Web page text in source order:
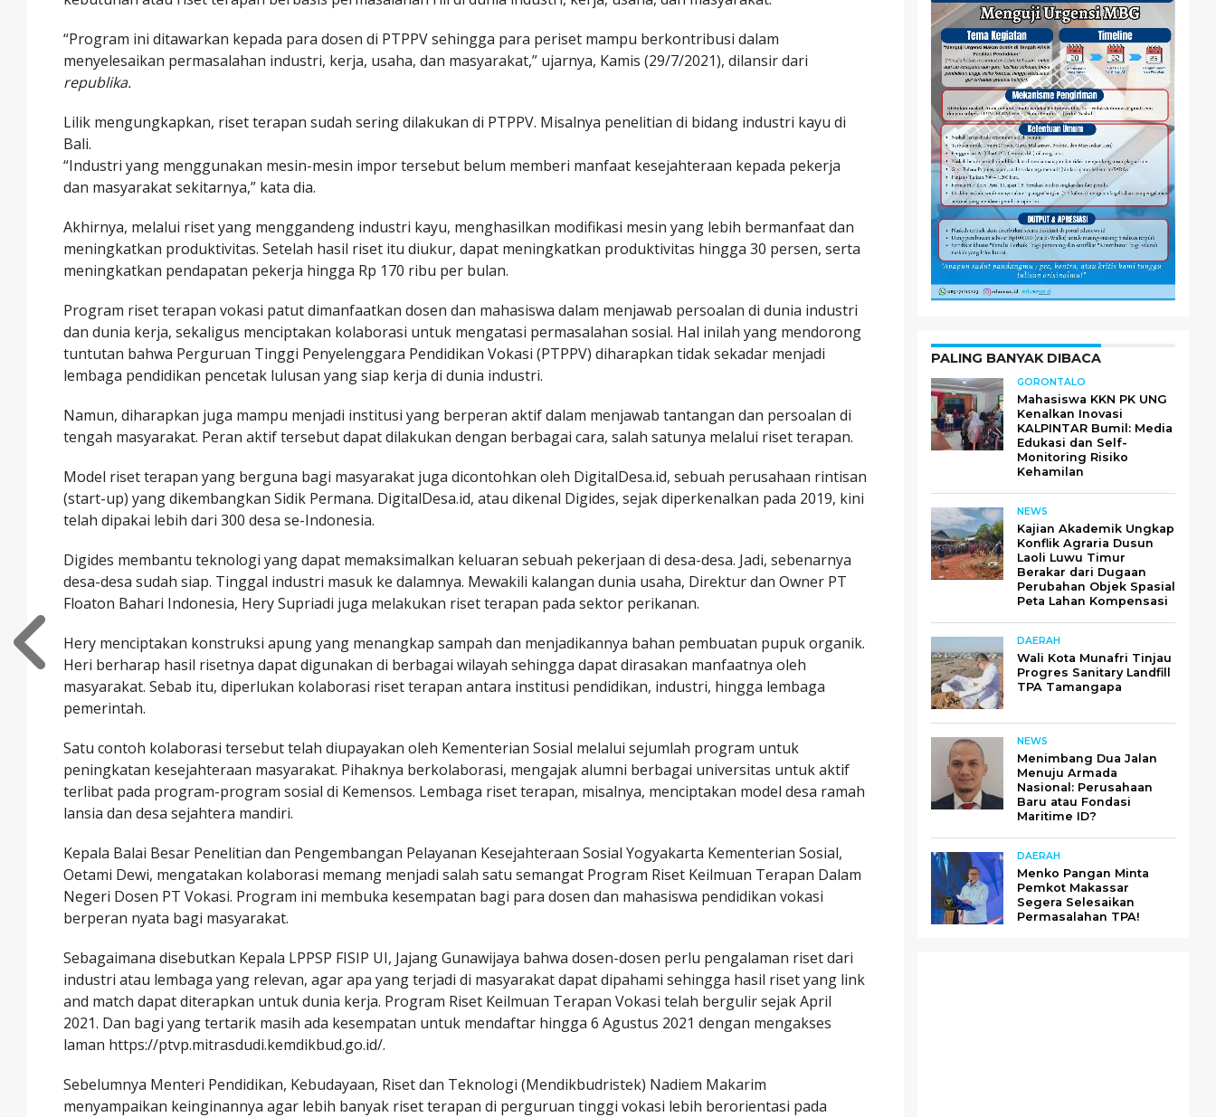
“Program ini ditawarkan kepada para dosen di PTPPV sehingga para periset mampu berkontribusi dalam
menyelesaikan permasalahan industri, kerja, usaha, dan masyarakat,” ujarnya, Kamis (29/7/2021), dilansir dari
republika.
Lilik mengungkapkan, riset terapan sudah sering dilakukan di PTPPV. Misalnya penelitian di bidang industri kayu di
Bali.
“Industri yang menggunakan mesin-mesin impor tersebut belum memberi manfaat kesejahteraan kepada pekerja
dan masyarakat sekitarnya,” kata dia.
Akhirnya, melalui riset yang menggandeng industri kayu, menghasilkan modifikasi mesin yang lebih bermanfaat dan
meningkatkan produktivitas. Setelah hasil riset itu diukur, dapat meningkatkan produktivitas hingga 30 persen, serta
meningkatkan pendapatan pekerja hingga Rp 170 ribu per bulan.
Program riset terapan vokasi patut dimanfaatkan dosen dan mahasiswa dalam menjawab persoalan di dunia industri
dan dunia kerja, sekaligus menciptakan kolaborasi untuk mengatasi permasalahan sosial. Hal inilah yang mendorong
tuntutan bahwa Perguruan Tinggi Penyelenggara Pendidikan Vokasi (PTPPV) diharapkan tidak sekadar menjadi
lembaga pendidikan pencetak lulusan yang siap kerja di dunia industri.
Namun, diharapkan juga mampu menjadi institusi yang berperan aktif dalam menjawab tantangan dan persoalan di
tengah masyarakat. Peran aktif tersebut dapat dilakukan dengan berbagai cara, salah satunya melalui riset terapan.
Model riset terapan yang berguna bagi masyarakat juga dicontohkan oleh DigitalDesa.id, sebuah perusahaan rintisan
(start-up) yang dikembangkan Sidik Permana. DigitalDesa.id, atau dikenal Digides, sejak diperkenalkan pada 2019, kini
telah dipakai lebih dari 300 desa se-Indonesia.
Digides membantu teknologi yang dapat memaksimalkan keluaran sebuah pekerjaan di desa-desa. Jadi, sebenarnya
desa-desa sudah siap. Tinggal industri masuk ke dalamnya. Mewakili kalangan dunia usaha, Direktur dan Owner PT
Floaton Bahari Indonesia, Hery Supriadi juga melakukan riset terapan pada sektor perikanan.
Hery menciptakan konstruksi apung yang menangkap sampah dan menjadikannya bahan pembuatan pupuk organik.
Heri berharap hasil risetnya dapat digunakan di berbagai wilayah sehingga dapat dirasakan manfaatnya oleh
masyarakat. Sebab itu, diperlukan kolaborasi riset terapan antara institusi pendidikan, industri, hingga lembaga
pemerintah.
Satu contoh kolaborasi tersebut telah diupayakan oleh Kementerian Sosial melalui sejumlah program untuk
peningkatan kesejahteraan masyarakat. Pihaknya berkolaborasi, mengajak alumni berbagai universitas untuk aktif
terlibat pada program-program sosial di Kemensos. Lembaga riset terapan, misalnya, menciptakan model desa ramah
lansia dan desa sejahtera mandiri.
Kepala Balai Besar Penelitian dan Pengembangan Pelayanan Kesejahteraan Sosial Yogyakarta Kementerian Sosial,
Oetami Dewi, mengatakan kolaborasi memang menjadi salah satu semangat Program Riset Keilmuan Terapan Dalam
Negeri Dosen PT Vokasi. Program ini membuka kesempatan bagi para dosen dan mahasiswa pendidikan vokasi
berperan nyata bagi masyarakat.
Sebagaimana disebutkan Kepala LPPSP FISIP UI, Jajang Gunawijaya bahwa dosen-dosen perlu pengalaman riset dari
industri atau lembaga yang relevan, agar apa yang terjadi di masyarakat dapat dipahami sehingga hasil riset yang link
and match dapat diterapkan untuk dunia kerja. Program Riset Keilmuan Terapan Vokasi telah bergulir sejak April
2021. Dan bagi yang tertarik masih ada kesempatan untuk mendaftar hingga 6 Agustus 2021 dengan mengakses
laman https://ptvp.mitrasdudi.kemdikbud.go.id/.
Sebelumnya Menteri Pendidikan, Kebudayaan, Riset dan Teknologi (Mendikbudristek) Nadiem Makarim
menyampaikan keinginannya agar lebih banyak riset terapan di perguruan tinggi vokasi lebih berorientasi pada
PALING BANYAK DIBACA
GORONTALO
Mahasiswa KKN PK UNG
Kenalkan Inovasi
KALPINTAR Bumil: Media
Edukasi dan Self-
Monitoring Risiko
Kehamilan
NEWS
Kajian Akademik Ungkap
Konflik Agraria Dusun
Laoli Luwu Timur
Berakar dari Dugaan
Perubahan Objek Spasial
Peta Lahan Kompensasi
DAERAH
Wali Kota Munafri Tinjau
Progres Sanitary Landfill
TPA Tamangapa
NEWS
Menimbang Dua Jalan
Menuju Armada
Nasional: Perusahaan
Baru atau Fondasi
Maritime ID?
DAERAH
Menko Pangan Minta
Pemkot Makassar
Segera Selesaikan
Permasalahan TPA!